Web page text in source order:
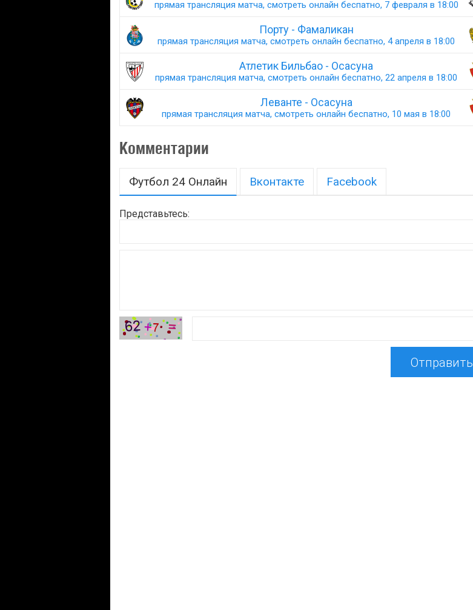
прямая трансляция матча, смотреть онлайн беспатно, 7 февраля в 18:00
Порту - Фамаликан
прямая трансляция матча, смотреть онлайн беспатно, 4 апреля в 18:00
Атлетик Бильбао - Осасуна
прямая трансляция матча, смотреть онлайн беспатно, 22 апреля в 18:00
Леванте - Осасуна
прямая трансляция матча, смотреть онлайн беспатно, 10 мая в 18:00
Комментарии
Футбол 24 Онлайн Вконтакте Facebook
Представьтесь:
Отправить